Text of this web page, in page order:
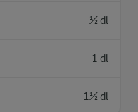
½ dl
1 dl
1½ dl